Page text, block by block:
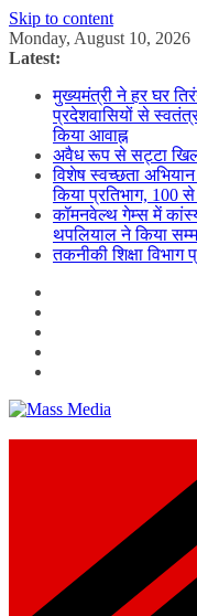
Skip to content
Monday, August 10, 2026
Latest:
मुख्यमंत्री ने हर घर
प्रदेशवासियों से
किया आवाह्न
अवैध रूप से सट्टा
विशेष स्वच्छता
किया प्रतिभाग, 100
कॉमनवेल्थ गेम्स में
थपलियाल ने किया
तकनीकी शिक्षा